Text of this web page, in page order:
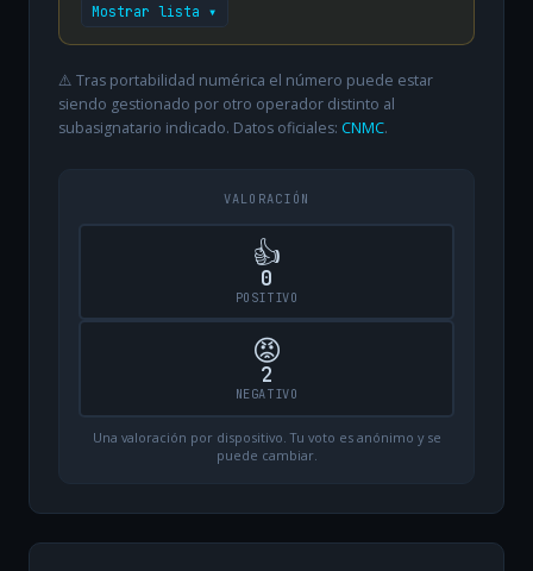
Mostrar lista ▾
⚠️ Tras portabilidad numérica el número puede estar
siendo gestionado por otro operador distinto al
subasignatario indicado. Datos oficiales: CNMC.
VALORACIÓN
👍
0
POSITIVO
😡
2
NEGATIVO
Una valoración por dispositivo. Tu voto es anónimo y se
puede cambiar.